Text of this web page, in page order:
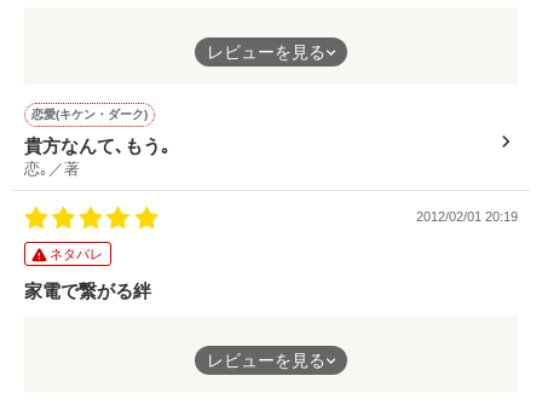
*mayu様*
遥稀様
長岡みみ様
メーヴェ様
愛してるからこそ一度目の浮気は許した
信じてたのに…今さら泣かれても遅い。
愛してるって言葉ももう信じられない。
だから…全部全部白紙に戻そう――。
短い中に切ない感情が凄い詰まってるように感じました。
レビューを見る
恋愛(キケン・ダーク)
貴方なんて､もう｡
恋｡／著
2012/02/01 20:19
ネタバレ
家電で繋がる絆
コピーなんて上手く出来ない
レビューを見る